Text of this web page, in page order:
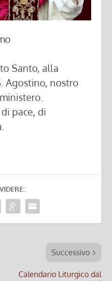
Santo, alla
Agostino, nostro
pace, di
Successivo
Calendario Liturgico dal